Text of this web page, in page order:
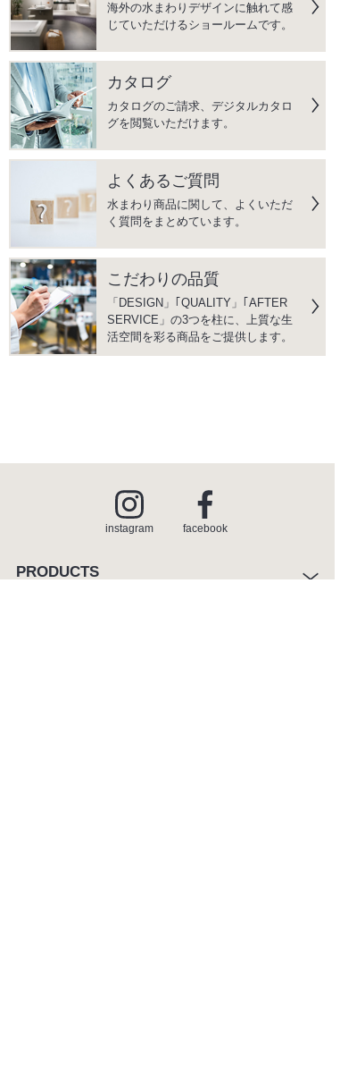
海外の水まわりデザインに触れて感
じていただけるショールームです。
カタログ
カタログのご請求、デジタルカタロ
グを閲覧いただけます。
よくあるご質問
水まわり商品に関して、よくいただ
く質問をまとめています。
こだわりの品質
「DESIGN」｢QUALITY」｢AFTER
SERVICE」の3つを柱に、上質な生
活空間を彩る商品をご提供します。
instagram facebook
PRODUCTS